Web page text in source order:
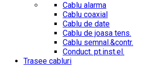
Cablu alarma
Cablu coaxial
Cablu de date
Cablu de joasa tens.
Cablu semnal.&contr.
Conduct. pt.inst.el.
Trasee cabluri